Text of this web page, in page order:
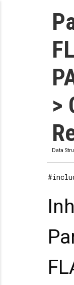
ARRAY >
>
Data